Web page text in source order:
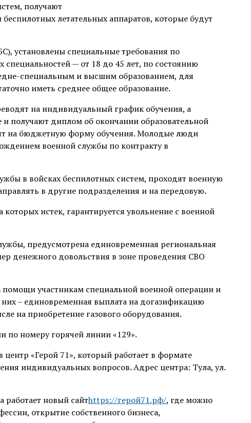
получают
летательных аппаратов, которые будут
установлены специальные требования по
специальностей — от 18 до 45 лет, по состоянию
специальным и высшим образованием, для
иметь среднее общее образование.
на индивидуальный график обучения, а
получают диплом об окончании образовательной
на бюджетную форму обучения. Молодые люди
военной службы по контракту в
в войсках беспилотных систем, проходят военную
в другие подразделения и на передовую.
истек, гарантируется увольнение с военной
предусмотрена единовременная региональная
денежного довольствия в зоне проведения СВО
участникам специальной военной операции и
– единовременная выплата на догазификацию
на приобретение газового оборудования.
по номеру горячей линии «129».
«Герой 71», который работает в формате
индивидуальных вопросов. Адрес центра: Тула, ул.
работает новый сайтhttps://герой71.рф/, где можно
открытие собственного бизнеса,